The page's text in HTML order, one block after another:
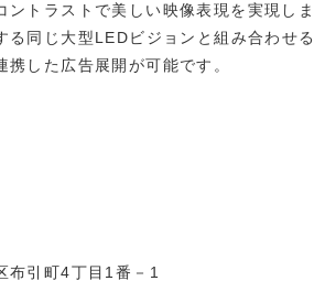
ントラストで美しい映像表現を実現しま
る同じ大型LEDビジョンと組み合わせる
携した広告展開が可能です。
布引町4丁目1番－1